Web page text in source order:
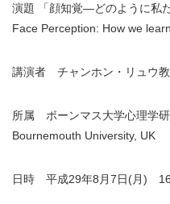
演題 「顔知覚―どのように私
Face Perception: How we
講演者 チャンホン・リュウ
所属 ボーンマス大学心理学
Bournemouth University, UK
日時 平成29年8月7日(月)